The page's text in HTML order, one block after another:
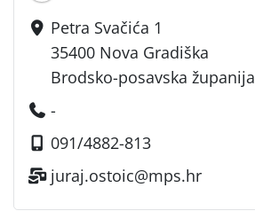
Petra Svačića 1
35400 Nova Gradiška
Brodsko-posavska županija
-
091/4882-813
juraj.ostoic@mps.hr